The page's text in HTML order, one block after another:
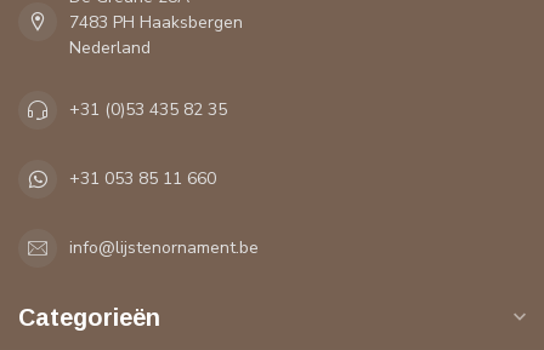
7483 PH Haaksbergen
Nederland
+31 (0)53 435 82 35
+31 053 85 11 660
info@lijstenornament.be
Categorieën